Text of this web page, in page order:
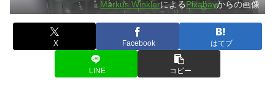
Markus WinklerによるPixabayからの画像
X Facebook はてブ
LINE コピー